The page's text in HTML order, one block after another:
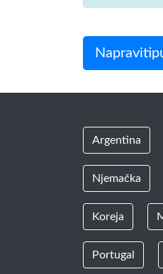
Argentina
Njemačka
Koreja
Portugal